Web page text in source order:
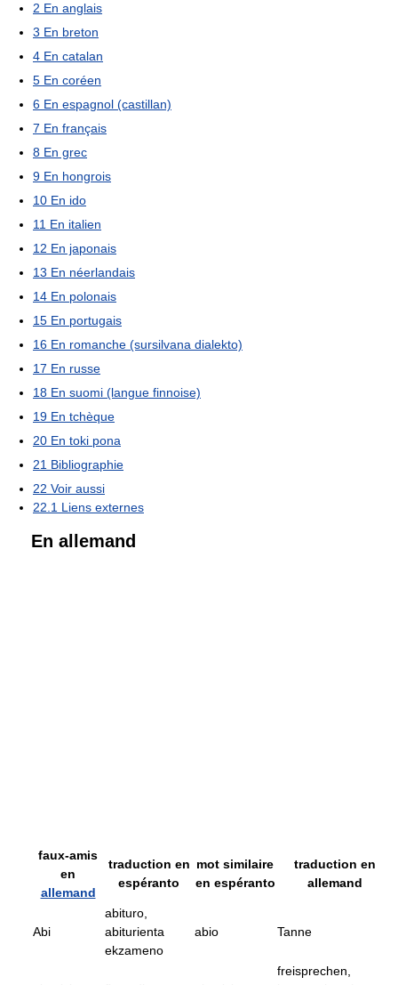
2 En anglais
3 En breton
4 En catalan
5 En coréen
6 En espagnol (castillan)
7 En français
8 En grec
9 En hongrois
10 En ido
11 En italien
12 En japonais
13 En néerlandais
14 En polonais
15 En portugais
16 En romanche (sursilvana dialekto)
17 En russe
18 En suomi (langue finnoise)
19 En tchèque
20 En toki pona
21 Bibliographie
22 Voir aussi
22.1 Liens externes
En allemand
faux-amis
en
allemand
traduction en
espéranto
mot similaire
en espéranto
traduction en
allemand
Abi
abituro,
abiturienta
ekzameno
abio Tanne
freisprechen,